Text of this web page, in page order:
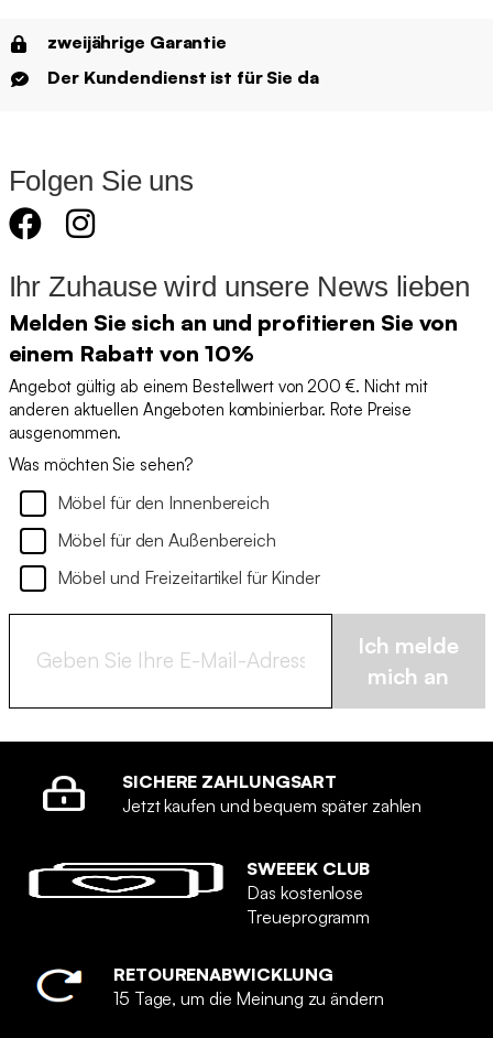
zweijährige Garantie
Der Kundendienst ist für Sie da
Folgen Sie uns
Ihr Zuhause wird unsere News lieben
Melden Sie sich an und profitieren Sie von
einem Rabatt von 10%
Angebot gültig ab einem Bestellwert von 200 €. Nicht mit
anderen aktuellen Angeboten kombinierbar. Rote Preise
ausgenommen.
Was möchten Sie sehen?
Möbel für den Innenbereich
Möbel für den Außenbereich
Möbel und Freizeitartikel für Kinder
Ich melde
mich an
SICHERE ZAHLUNGSART
Jetzt kaufen und bequem später zahlen
SWEEEK CLUB
Das kostenlose
Treueprogramm
RETOURENABWICKLUNG
15 Tage, um die Meinung zu ändern